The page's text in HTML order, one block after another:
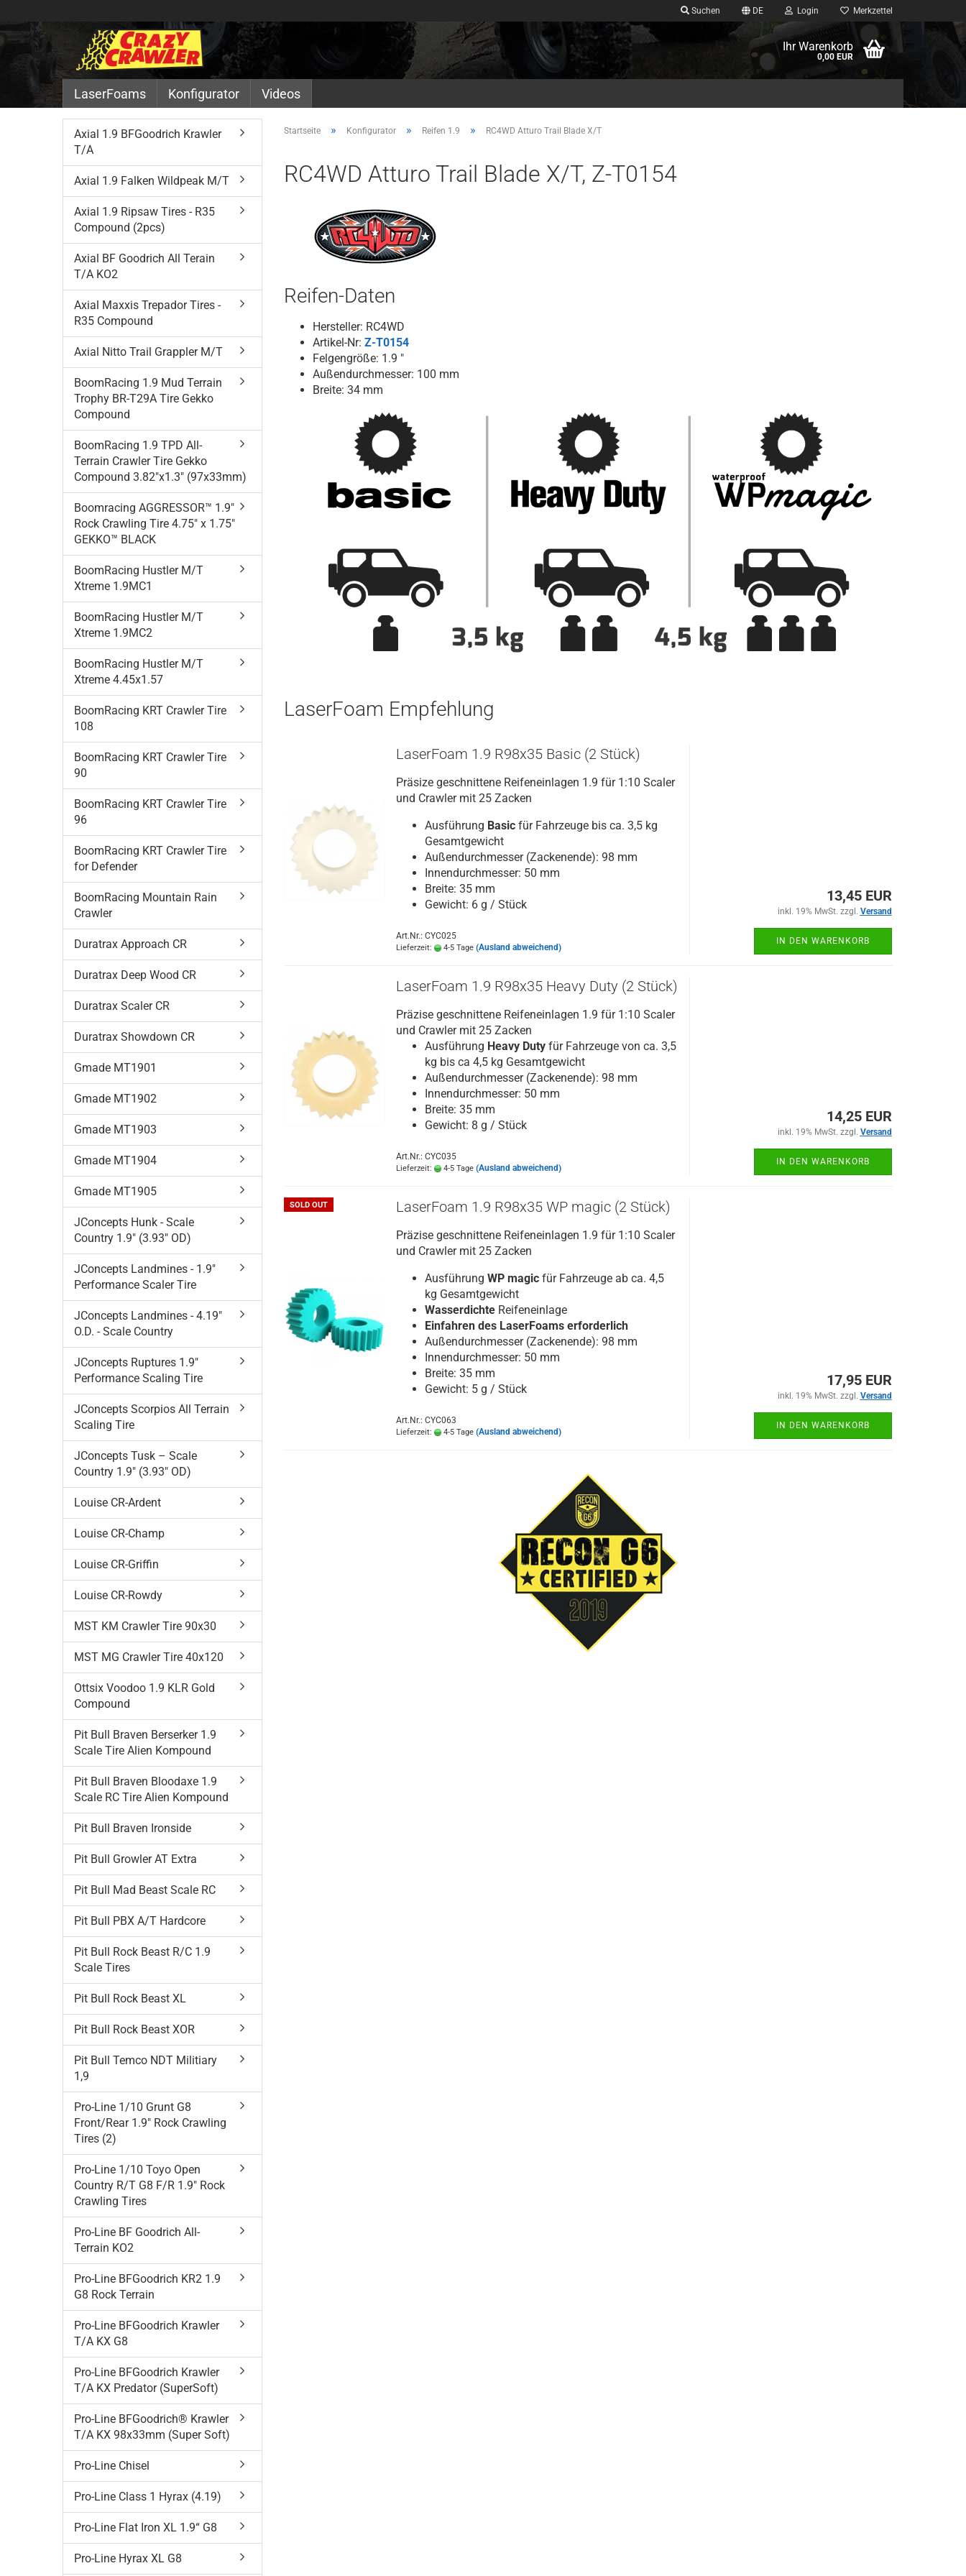
Suchen DE Login Merkzettel
Ihr Warenkorb
0,00 EUR
LaserFoams Konfigurator Videos
Startseite » Konfigurator » Reifen 1.9 » RC4WD Atturo Trail Blade X/T
RC4WD Atturo Trail Blade X/T, Z-T0154
Reifen-Daten
Hersteller: RC4WD
Artikel-Nr: Z-T0154
Felgengröße: 1.9 "
Außendurchmesser: 100 mm
Breite: 34 mm
LaserFoam Empfehlung
LaserFoam 1.9 R98x35 Basic (2 Stück)
Präsize geschnittene Reifeneinlagen 1.9 für 1:10 Scaler
und Crawler mit 25 Zacken
Ausführung Basicfür Fahrzeuge bis ca. 3,5 kg
Gesamtgewicht
Außendurchmesser (Zackenende): 98 mm
Innendurchmesser: 50 mm
Breite: 35 mm
Gewicht: 6 g / Stück
Art.Nr.: CYC025
Lieferzeit: 4-5 Tage (Ausland abweichend)
13,45 EUR
inkl. 19% MwSt. zzgl. Versand
IN DEN WARENKORB
LaserFoam 1.9 R98x35 Heavy Duty (2 Stück)
Präzise geschnittene Reifeneinlagen 1.9 für 1:10 Scaler
und Crawler mit 25 Zacken
Ausführung Heavy Dutyfür Fahrzeuge von ca. 3,5
kg bis ca 4,5 kg Gesamtgewicht
Außendurchmesser (Zackenende): 98 mm
Innendurchmesser: 50 mm
Breite: 35 mm
Gewicht: 8 g / Stück
Art.Nr.: CYC035
Lieferzeit: 4-5 Tage (Ausland abweichend)
14,25 EUR
inkl. 19% MwSt. zzgl. Versand
IN DEN WARENKORB
SOLD OUT LaserFoam 1.9 R98x35 WP magic (2 Stück)
Präzise geschnittene Reifeneinlagen 1.9 für 1:10 Scaler
und Crawler mit 25 Zacken
Ausführung WP magicfür Fahrzeuge ab ca. 4,5
kg Gesamtgewicht
WasserdichteReifeneinlage
Einfahren des LaserFoams erforderlich
Außendurchmesser (Zackenende): 98 mm
Innendurchmesser: 50 mm
Breite: 35 mm
Gewicht: 5 g / Stück
Art.Nr.: CYC063
Lieferzeit: 4-5 Tage (Ausland abweichend)
17,95 EUR
inkl. 19% MwSt. zzgl. Versand
IN DEN WARENKORB
Axial 1.9 BFGoodrich Krawler
T/A
Axial 1.9 Falken Wildpeak M/T
Axial 1.9 Ripsaw Tires - R35
Compound (2pcs)
Axial BF Goodrich All Terain
T/A KO2
Axial Maxxis Trepador Tires -
R35 Compound
Axial Nitto Trail Grappler M/T
BoomRacing 1.9 Mud Terrain
Trophy BR-T29A Tire Gekko
Compound
BoomRacing 1.9 TPD All-
Terrain Crawler Tire Gekko
Compound 3.82"x1.3" (97x33mm)
Boomracing AGGRESSOR™ 1.9"
Rock Crawling Tire 4.75" x 1.75"
GEKKO™ BLACK
BoomRacing Hustler M/T
Xtreme 1.9MC1
BoomRacing Hustler M/T
Xtreme 1.9MC2
BoomRacing Hustler M/T
Xtreme 4.45x1.57
BoomRacing KRT Crawler Tire
108
BoomRacing KRT Crawler Tire
90
BoomRacing KRT Crawler Tire
96
BoomRacing KRT Crawler Tire
for Defender
BoomRacing Mountain Rain
Crawler
Duratrax Approach CR
Duratrax Deep Wood CR
Duratrax Scaler CR
Duratrax Showdown CR
Gmade MT1901
Gmade MT1902
Gmade MT1903
Gmade MT1904
Gmade MT1905
JConcepts Hunk - Scale
Country 1.9" (3.93" OD)
JConcepts Landmines - 1.9"
Performance Scaler Tire
JConcepts Landmines - 4.19"
O.D. - Scale Country
JConcepts Ruptures 1.9"
Performance Scaling Tire
JConcepts Scorpios All Terrain
Scaling Tire
JConcepts Tusk – Scale
Country 1.9" (3.93" OD)
Louise CR-Ardent
Louise CR-Champ
Louise CR-Griffin
Louise CR-Rowdy
MST KM Crawler Tire 90x30
MST MG Crawler Tire 40x120
Ottsix Voodoo 1.9 KLR Gold
Compound
Pit Bull Braven Berserker 1.9
Scale Tire Alien Kompound
Pit Bull Braven Bloodaxe 1.9
Scale RC Tire Alien Kompound
Pit Bull Braven Ironside
Pit Bull Growler AT Extra
Pit Bull Mad Beast Scale RC
Pit Bull PBX A/T Hardcore
Pit Bull Rock Beast R/C 1.9
Scale Tires
Pit Bull Rock Beast XL
Pit Bull Rock Beast XOR
Pit Bull Temco NDT Militiary
1,9
Pro-Line 1/10 Grunt G8
Front/Rear 1.9" Rock Crawling
Tires (2)
Pro-Line 1/10 Toyo Open
Country R/T G8 F/R 1.9" Rock
Crawling Tires
Pro-Line BF Goodrich All-
Terrain KO2
Pro-Line BFGoodrich KR2 1.9
G8 Rock Terrain
Pro-Line BFGoodrich Krawler
T/A KX G8
Pro-Line BFGoodrich Krawler
T/A KX Predator (SuperSoft)
Pro-Line BFGoodrich® Krawler
T/A KX 98x33mm (Super Soft)
Pro-Line Chisel
Pro-Line Class 1 Hyrax (4.19)
Pro-Line Flat Iron XL 1.9“ G8
Pro-Line Hyrax XL G8